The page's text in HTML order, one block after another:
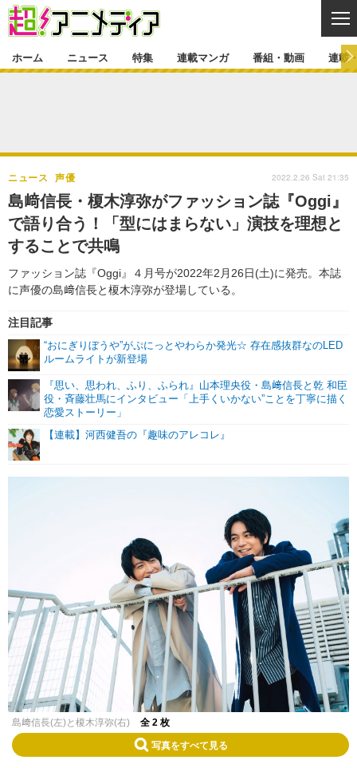
ゲーム・アプリ マンガ
グッズ イベント
声優
舞台 新帝スタ
特集一覧 カバー
ラキりす
連載マンガ
連載マンガ一覧 連載一覧
番組・動画
番組・動画一覧 ラジオ
動画
連載・ブログ
連載・ブログ一覧
編集部ブログ・お知らせ
ホーム ニュース 特集 連載マンガ 番組・動画 連載
島﨑信長・榎木淳弥がファッション誌『Oggi』
で語り合う！「型にはまらない」演技を理想と
することで共鳴
ファッション誌『Oggi』４月号が2022年2月26日(土)に発売。本誌
に声優の島﨑信長と榎木淳弥が登場している。
ニュース 声優
注目記事
“おにぎりぼうや”がぷにっとやわらか発光☆ 存在感抜群なのLED
ルームライトが新登場
『思い、思われ、ふり、ふられ』山本理央役・島﨑信長と乾 和臣
役・斉藤壮馬にインタビュー「上手くいかない”ことを丁寧に描く
恋愛ストーリー」
【連載】河西健吾の『趣味のアレコレ』
2022.2.26 Sat 21:35
島﨑信長(左)と榎木淳弥(右) 全 2 枚
写真をすべて見る